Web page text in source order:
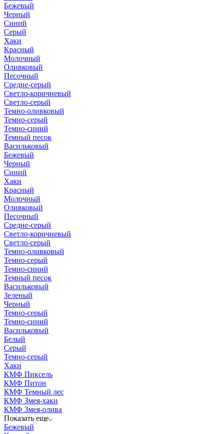
Бежевый
Черный
Синий
Серый
Хаки
Красный
Молочный
Оливковый
Песочный
Средне-серый
Светло-коричневый
Светло-серый
Темно-оливковый
Темно-серый
Темно-синий
Темный песок
Васильковый
Бежевый
Черный
Синий
Хаки
Красный
Молочный
Оливковый
Песочный
Средне-серый
Светло-коричневый
Светло-серый
Темно-оливковый
Темно-серый
Темно-синий
Темный песок
Васильковый
Зеленый
Черный
Темно-серый
Темно-синий
Васильковый
Белый
Серый
Темно-серый
Хаки
КМФ Пиксель
КМФ Питон
КМФ Темный лес
КМФ Змея-хаки
КМФ Змея-олива
Показать еще
Бежевый